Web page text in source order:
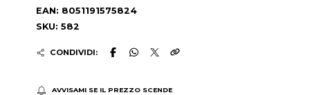
EAN: 8051191575824
SKU: 582
CONDIVIDI:
AVVISAMI SE IL PREZZO SCENDE